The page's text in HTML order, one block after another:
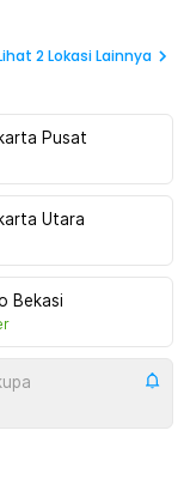
2Lokasi Lainnya
Pusat
Utara
Bekasi